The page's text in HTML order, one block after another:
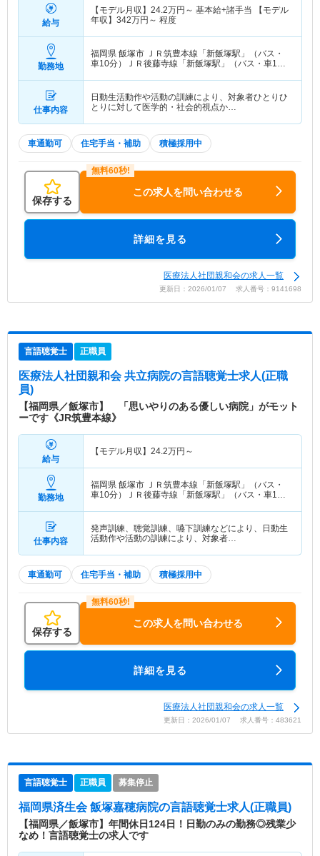
給与
【モデル月収】 24.2万円～ 基本給+諸手当 【モデル
年収】 342万円～ 程度
勤務地
福岡県 飯塚市 ＪＲ筑豊本線「新飯塚駅」（バス・
車10分）ＪＲ後藤寺線「新飯塚駅」（バス・車10
仕事内容
日動生活動作や活動の訓練により、対象者ひとりひ
とりに対して医学的・社会的視点か…
車通勤可 住宅手当・補助 積極採用中
保存する
この求人を問い合わせる
詳細を見る
医療法人社団親和会の求人一覧
更新日：2026/01/07 求人番号：9141698
言語聴覚士 正職員
医療法人社団親和会 共立病院の言語聴覚士求人(正職
員)
【福岡県／飯塚市】 「思いやりのある優しい病院」がモット
ーです《JR筑豊本線》
給与
【モデル月収】 24.2万円～
勤務地
福岡県 飯塚市 ＪＲ筑豊本線「新飯塚駅」（バス・
車10分）ＪＲ後藤寺線「新飯塚駅」（バス・車10
仕事内容
発声訓練、聴覚訓練、嚥下訓練などにより、日動生
活動作や活動の訓練により、対象者…
車通勤可 住宅手当・補助 積極採用中
保存する
この求人を問い合わせる
詳細を見る
医療法人社団親和会の求人一覧
更新日：2026/01/07 求人番号：483621
言語聴覚士 正職員 募集停止
福岡県済生会 飯塚嘉穂病院の言語聴覚士求人(正職員)
【福岡県／飯塚市】年間休日124日！日勤のみの勤務◎残業少
なめ！言語聴覚士の求人です